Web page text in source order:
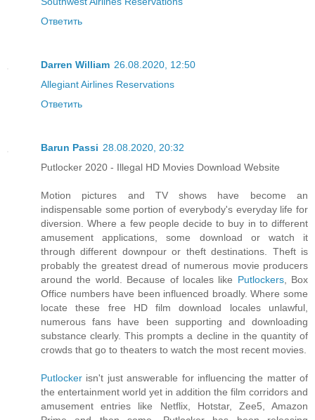
Ответить
Darren William 26.08.2020, 12:50
Allegiant Airlines Reservations
Ответить
Barun Passi 28.08.2020, 20:32
Putlocker 2020 - Illegal HD Movies Download Website
Motion pictures and TV shows have become an
indispensable some portion of everybody's everyday life for
diversion. Where a few people decide to buy in to different
amusement applications, some download or watch it
through different downpour or theft destinations. Theft is
probably the greatest dread of numerous movie producers
around the world. Because of locales like Putlockers, Box
Office numbers have been influenced broadly. Where some
locate these free HD film download locales unlawful,
numerous fans have been supporting and downloading
substance clearly. This prompts a decline in the quantity of
crowds that go to theaters to watch the most recent movies.
Putlocker isn't just answerable for influencing the matter of
the entertainment world yet in addition the film corridors and
amusement entries like Netflix, Hotstar, Zee5, Amazon